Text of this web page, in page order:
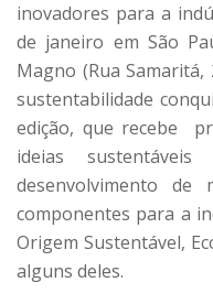
inovadores para a
de janeiro em São
Magno (Rua Samaritá,
sustentabilidade
edição, que recebe
ideias
desenvolvimento de
componentes para a
Origem Sustentável,
alguns deles.